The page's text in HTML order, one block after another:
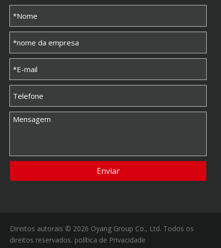
Enviar
Direitos autorais © 2026 Oyang Group Co., Ltd. Todos os
direitos reservados. política de Privacidade